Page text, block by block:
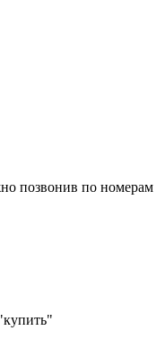
позвонив по номерам